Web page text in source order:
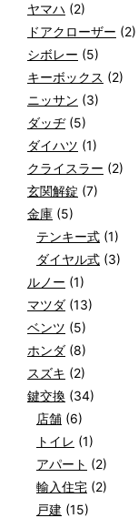
ヤマハ (2)
ドアクローザー (2)
シボレー (5)
キーボックス (2)
ニッサン (3)
ダッヂ(5)
ダイハツ (1)
クライスラー (2)
玄関解錠 (7)
金庫 (5)
テンキー式 (1)
ダイヤル式 (3)
ルノー (1)
マツダ (13)
ベンツ (5)
ホンダ (8)
スズキ (2)
鍵交換 (34)
店舗 (6)
トイレ (1)
アパート (2)
輸入住宅 (2)
戸建 (15)